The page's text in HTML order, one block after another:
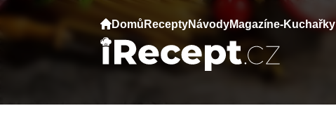
Domů ReceptyNávodyMagazíne-Kuchařky